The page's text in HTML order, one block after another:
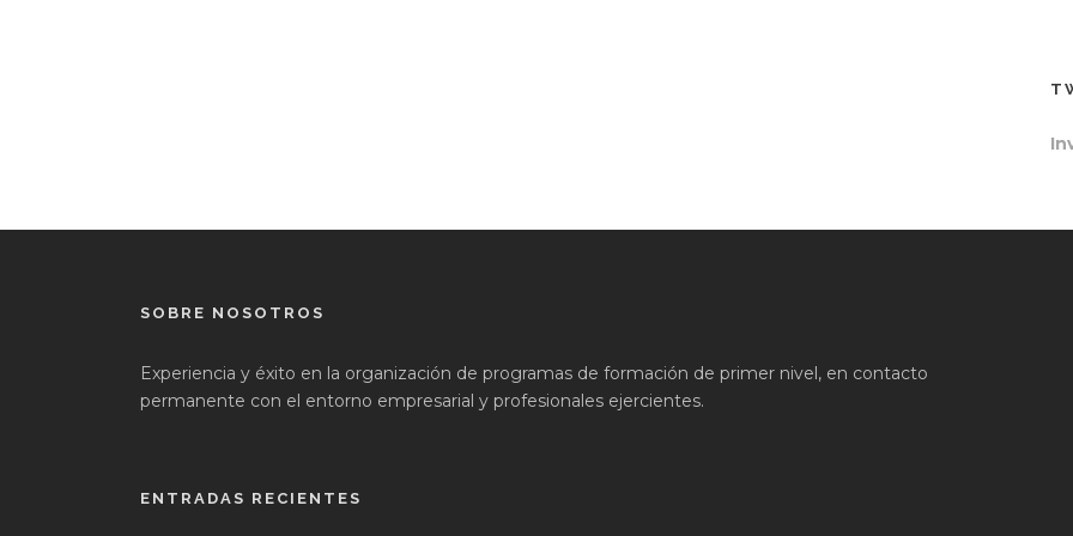
SOBRE NOSOTROS
Experiencia y éxito en la organización de programas de formación de primer nivel, en contacto
permanente con el entorno empresarial y profesionales ejercientes.
ENTRADAS RECIENTES